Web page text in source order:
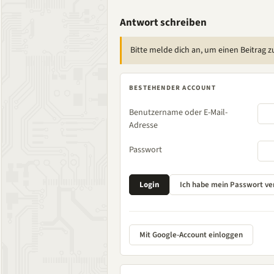
Antwort schreiben
Bitte melde dich an, um einen Beitrag
BESTEHENDER ACCOUNT
Benutzername oder E-Mail-
Adresse
Passwort
Mit Google-Account einloggen